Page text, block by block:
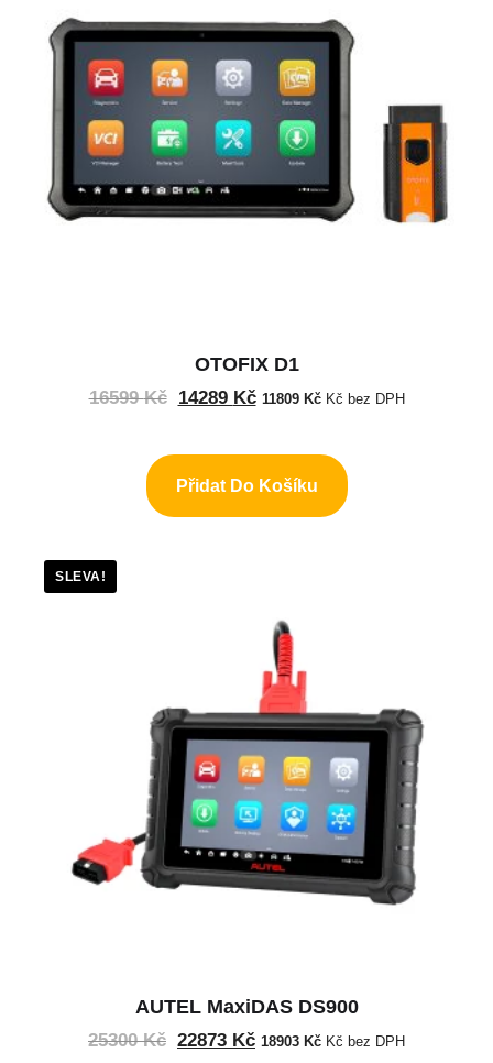
OTOFIX D1
16599Kč 14289 Kč 11809 KčKč bez DPH
Přidat Do Košíku
SLEVA!
AUTEL MaxiDAS DS900
25300Kč 22873 Kč 18903 Kč Kč bez DPH